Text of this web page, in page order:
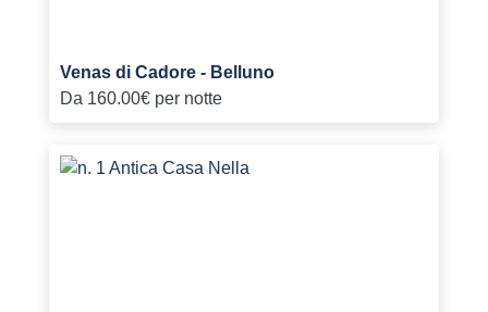
Venas di Cadore - Belluno
Da 160.00€ per notte